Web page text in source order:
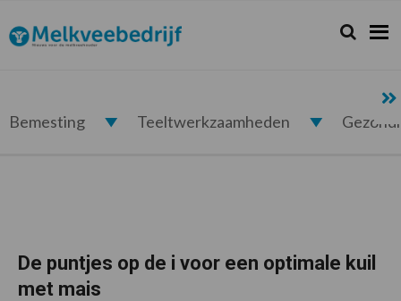
de
hoofdnavigatie
de
hoofd
de
eerste
de
voettekst
Melkveebedrijf.nl Zoeken...
Zoek
Bemesting Teeltwerkzaamheden
De puntjes op de i voor een optimale kuil
met mais